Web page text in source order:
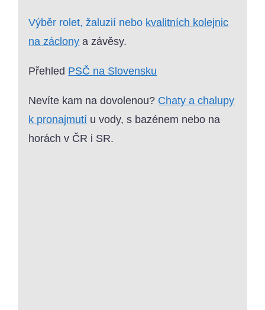
Výběr rolet, žaluzií nebo kvalitních kolejnic
na záclony a závěsy.
Přehled PSČ na Slovensku
Nevíte kam na dovolenou? Chaty a chalupy
k pronajmutí u vody, s bazénem nebo na
horách v ČR i SR.